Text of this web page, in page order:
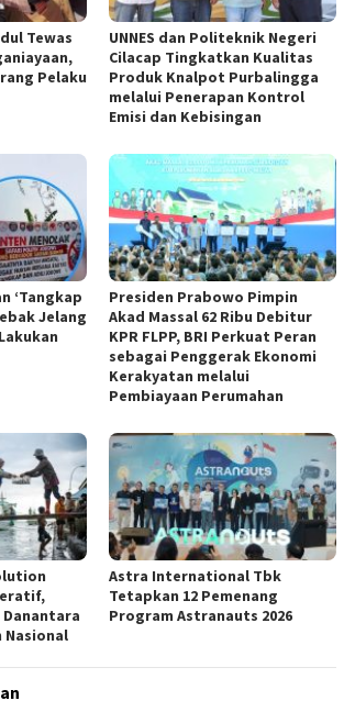
Tewas
Pelaku
UNNES dan Politeknik Negeri
Cilacap Tingkatkan Kualitas
Produk Knalpot Purbalingga
melalui Penerapan Kontrol
Emisi dan Kebisingan
‘Tangkap
Jelang
Presiden Prabowo Pimpin
Akad Massal 62 Ribu Debitur
KPR FLPP, BRI Perkuat Peran
sebagai Penggerak Ekonomi
Kerakyatan melalui
Pembiayaan Perumahan
Nasional
Astra International Tbk
Tetapkan 12 Pemenang
Program Astranauts 2026